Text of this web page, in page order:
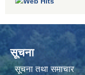
सूचना
सूचना तथा समाचार